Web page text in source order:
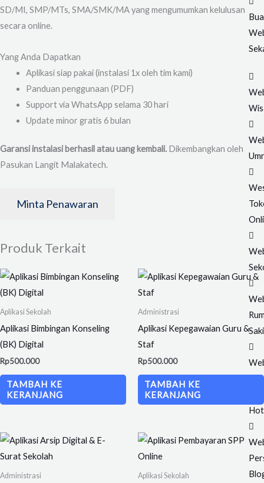
Hot
SD/MI, SMP/MTs, SMA/SMK/MA yang mengumumkan kelulusan
secara online.
Yang Anda Dapatkan
Aplikasi siap pakai (instalasi 1x oleh tim kami)
Panduan penggunaan (PDF)
Support via WhatsApp selama 30 hari
Update minor gratis 6 bulan
Garansi instalasi berhasil atau uang kembali. Dikembangkan oleh
Pasukan Langit Malakatech.
Minta Penawaran
Produk Terkait
Aplikasi Sekolah
Aplikasi Bimbingan Konseling
(BK) Digital
Rp500.000
TAMBAH KE
KERANJANG
Administrasi
Aplikasi Kepegawaian Guru &
Staf
Rp500.000
TAMBAH KE
KERANJANG
Administrasi Aplikasi Sekolah